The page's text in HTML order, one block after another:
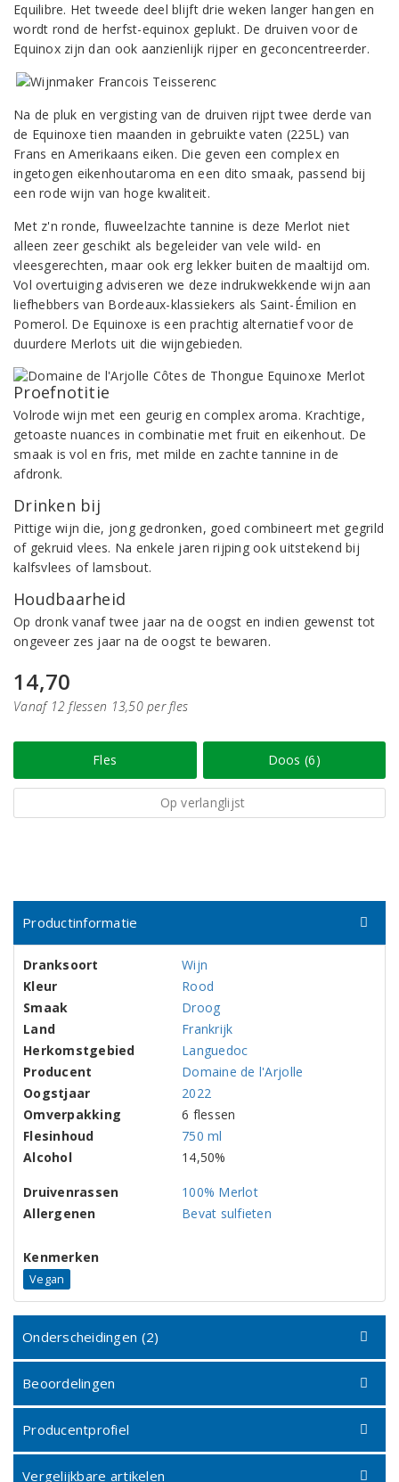
Equilibre. Het tweede deel blijft drie weken langer hangen en
wordt rond de herfst-equinox geplukt. De druiven voor de
Equinox zijn dan ook aanzienlijk rijper en geconcentreerder.
Na de pluk en vergisting van de druiven rijpt twee derde van
de Equinoxe tien maanden in gebruikte vaten (225L) van
Frans en Amerikaans eiken. Die geven een complex en
ingetogen eikenhoutaroma en een dito smaak, passend bij
een rode wijn van hoge kwaliteit.
Met z'n ronde, fluweelzachte tannine is deze Merlot niet
alleen zeer geschikt als begeleider van vele wild- en
vleesgerechten, maar ook erg lekker buiten de maaltijd om.
Vol overtuiging adviseren we deze indrukwekkende wijn aan
liefhebbers van Bordeaux-klassiekers als Saint-Émilion en
Pomerol. De Equinoxe is een prachtig alternatief voor de
duurdere Merlots uit die wijngebieden.
Proefnotitie
Volrode wijn met een geurig en complex aroma. Krachtige,
getoaste nuances in combinatie met fruit en eikenhout. De
smaak is vol en fris, met milde en zachte tannine in de
afdronk.
Drinken bij
Pittige wijn die, jong gedronken, goed combineert met gegrild
of gekruid vlees. Na enkele jaren rijping ook uitstekend bij
kalfsvlees of lamsbout.
Houdbaarheid
Op dronk vanaf twee jaar na de oogst en indien gewenst tot
ongeveer zes jaar na de oogst te bewaren.
14,70
Vanaf 12 flessen 13,50 per fles
Fles Doos (6)
Op verlanglijst
Productinformatie
Dranksoort
Wijn
Kleur
Rood
Smaak
Droog
Land
Frankrijk
Herkomstgebied
Languedoc
Producent
Domaine de l'Arjolle
Oogstjaar
2022
Omverpakking
6 flessen
Flesinhoud
750 ml
Alcohol
14,50%
Druivenrassen
100% Merlot
Allergenen
Bevat sulfieten
Kenmerken
Vegan
Onderscheidingen (2)
Beoordelingen
Producentprofiel
Vergelijkbare artikelen